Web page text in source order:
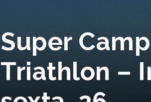
Super
Triathlon –